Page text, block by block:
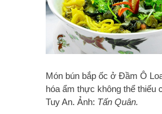
Món bún bắp ốc ở Đầm Ô
hóa ẩm thực không thể thiếu
Tuy An. Ảnh: Tấn Quân.